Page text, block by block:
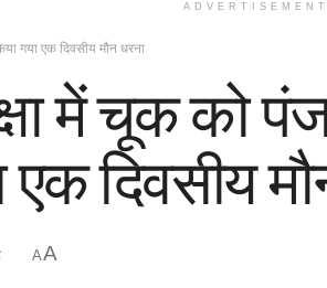
ADVERTISEMENT
गया एक दिवसीय मौन धरना
में चूक को
एक दिवसीय
AA